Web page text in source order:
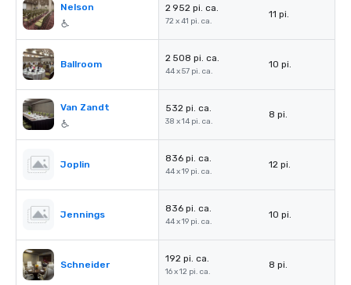
Nelson 2 952 pi. ca.
72 x 41 pi. ca.
11 pi.
Ballroom
2 508 pi. ca.
44 x 57 pi. ca.
10 pi.
Van Zandt 532 pi. ca.
38 x 14 pi. ca.
8 pi.
Joplin
836 pi. ca.
44 x 19 pi. ca.
12 pi.
Jennings
836 pi. ca.
44 x 19 pi. ca.
10 pi.
Schneider
192 pi. ca.
16 x 12 pi. ca.
8 pi.